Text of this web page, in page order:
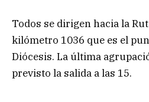
Todos se dirigen hacia la
kilómetro 1036 que es el
Diócesis. La última
previsto la salida a las 15.